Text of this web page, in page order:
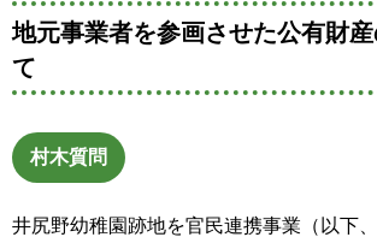
地元事業者を参画させた公有財
て
村木質問
井尻野幼稚園跡地を官民連携事業（以下